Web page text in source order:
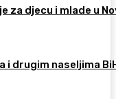
za djecu i mlade u
i drugim naseljima